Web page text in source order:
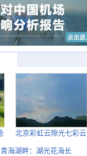
北京彩虹云隙光七彩云
青海湖畔：湖光花海长